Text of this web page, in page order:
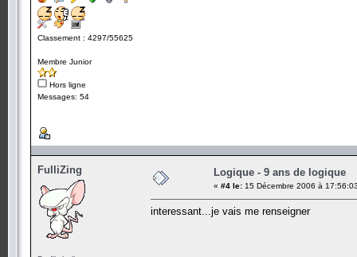
Classement : 4297/55625
Membre Junior
Hors ligne
Messages: 54
FulliZing Logique - 9 ans de logique
« #4 le: 15 Décembre 2006 à
interessant...je vais me renseigner